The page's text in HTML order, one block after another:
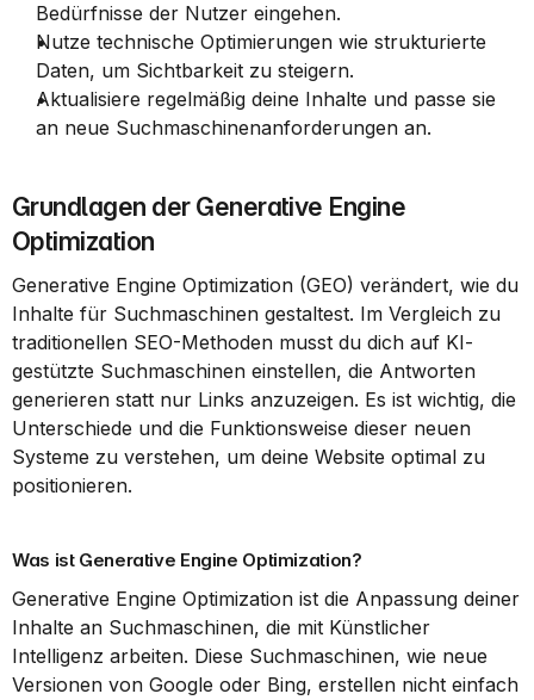
Bedürfnisse der Nutzer eingehen.
Nutze technische Optimierungen wie strukturierte
Daten, um Sichtbarkeit zu steigern.
Aktualisiere regelmäßig deine Inhalte und passe sie
an neue Suchmaschinenanforderungen an.
Grundlagen der Generative Engine
Optimization
Generative Engine Optimization (GEO) verändert, wie du
Inhalte für Suchmaschinen gestaltest. Im Vergleich zu
traditionellen SEO-Methoden musst du dich auf KI-
gestützte Suchmaschinen einstellen, die Antworten
generieren statt nur Links anzuzeigen. Es ist wichtig, die
Unterschiede und die Funktionsweise dieser neuen
Systeme zu verstehen, um deine Website optimal zu
positionieren.
Was ist Generative Engine Optimization?
Generative Engine Optimization ist die Anpassung deiner
Inhalte an Suchmaschinen, die mit Künstlicher
Intelligenz arbeiten. Diese Suchmaschinen, wie neue
Versionen von Google oder Bing, erstellen nicht einfach